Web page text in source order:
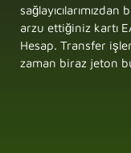
arzu ettiğiniz kartı
Hesap. Transfer
zaman biraz jeton